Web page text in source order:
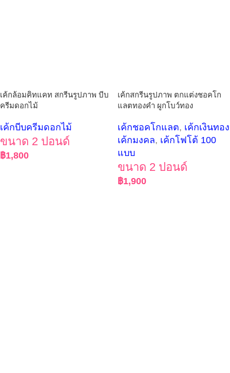
เค้กล้อมคิทแคท สกรีนรูปภาพ บีบ
ครีมดอกไม้
เค้กบีบครีมดอกไม้
ขนาด 2 ปอนด์
฿1,800
เค้กสกรีนรูปภาพ ตกแต่งชอคโก
แลตทองคำ ผูกโบว์ทอง
เค้กชอคโกแลต, เค้กเงินทอง
เค้กมงคล, เค้กโฟโต้ 100
แบบ
ขนาด 2 ปอนด์
฿1,900